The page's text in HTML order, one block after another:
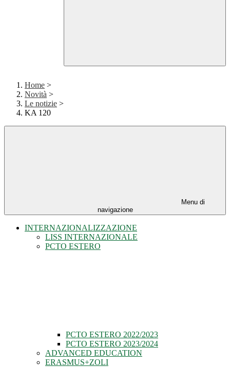
Home >
Novità >
Le notizie >
KA 120
Menu di
navigazione
INTERNAZIONALIZZAZIONE
LISS INTERNAZIONALE
PCTO ESTERO
PCTO ESTERO 2022/2023
PCTO ESTERO 2023/2024
ADVANCED EDUCATION
ERASMUS+ZOLI